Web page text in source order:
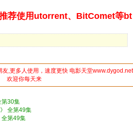
推荐使用utorrent、BitComet等bt
,更多人使用，速度更快 电影天堂www.dygod.net
欢迎你每天来
第30集
全第49集
全第49集